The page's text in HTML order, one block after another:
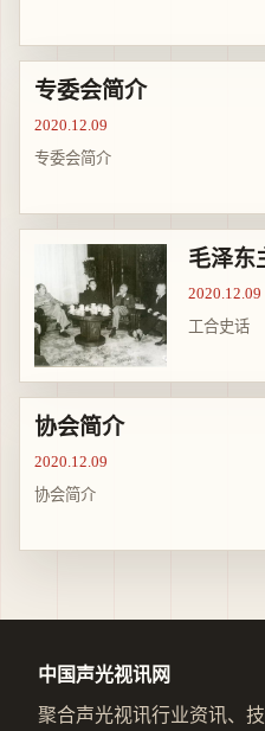
专委会简介
2020.12.09
专委会简介
毛泽东
2020.12.09
工合史话
协会简介
2020.12.09
协会简介
中国声光视讯网
聚合声光视讯行业资讯、